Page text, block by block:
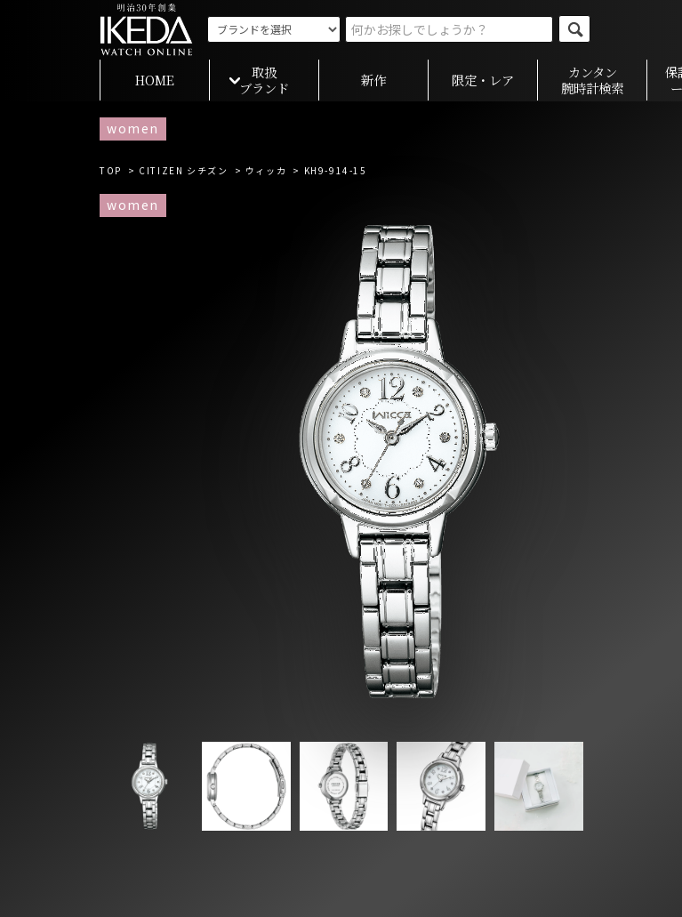
HOME
取扱
ブランド
新作 限定・レア
カンタン
腕時計検索
保
women
TOP > CITIZEN シチズン > ウィッカ > KH9-914-15
women